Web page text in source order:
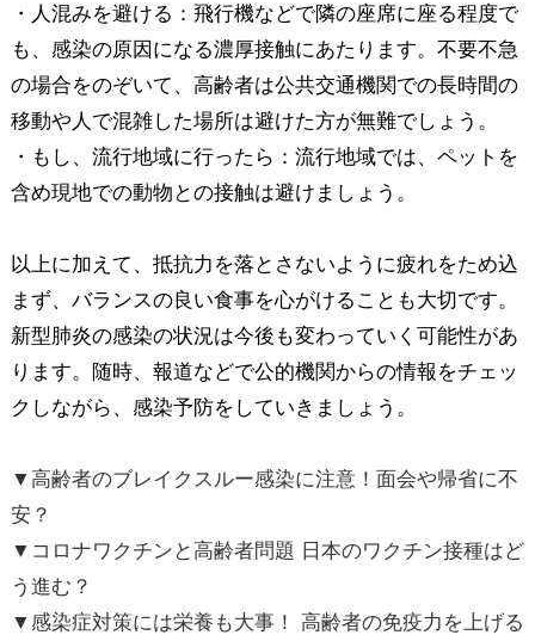
・人混みを避ける：飛行機などで隣の座席に座る程度で
も、感染の原因になる濃厚接触にあたります。不要不急
の場合をのぞいて、高齢者は公共交通機関での長時間の
移動や人で混雑した場所は避けた方が無難でしょう。
・もし、流行地域に行ったら：流行地域では、ペットを
含め現地での動物との接触は避けましょう。
以上に加えて、抵抗力を落とさないように疲れをため込
まず、バランスの良い食事を心がけることも大切です。
新型肺炎の感染の状況は今後も変わっていく可能性があ
ります。随時、報道などで公的機関からの情報をチェッ
クしながら、感染予防をしていきましょう。
▼高齢者のブレイクスルー感染に注意！面会や帰省に不
安？
▼コロナワクチンと高齢者問題 日本のワクチン接種はど
う進む？
▼感染症対策には栄養も大事！ 高齢者の免疫力を上げる